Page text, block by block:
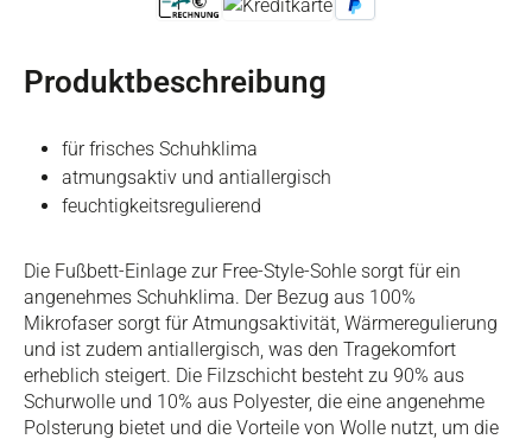
Produktbeschreibung
für frisches Schuhklima
atmungsaktiv und antiallergisch
feuchtigkeitsregulierend
Die Fußbett-Einlage zur Free-Style-Sohle sorgt für ein
angenehmes Schuhklima. Der Bezug aus 100%
Mikrofaser sorgt für Atmungsaktivität, Wärmeregulierung
und ist zudem antiallergisch, was den Tragekomfort
erheblich steigert. Die Filzschicht besteht zu 90% aus
Schurwolle und 10% aus Polyester, die eine angenehme
Polsterung bietet und die Vorteile von Wolle nutzt, um die